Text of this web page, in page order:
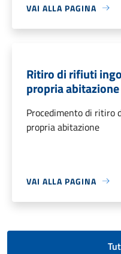
VAI ALLA PAGINA
Ritiro di rifiuti
propria abitazione
Procedimento di ritiro
propria abitazione
VAI ALLA PAGINA